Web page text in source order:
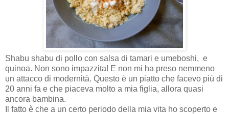
Shabu shabu di pollo con salsa di tamari e umeboshi, e
quinoa. Non sono impazzita! E non mi ha preso nemmeno
un attacco di modernità. Questo è un piatto che facevo più di
20 anni fa e che piaceva molto a mia figlia, allora quasi
ancora bambina.
Il fatto è che a un certo periodo della mia vita ho scoperto e